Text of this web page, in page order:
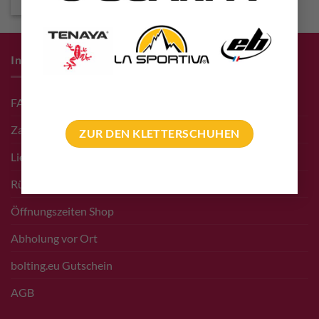
ZUR DEN KLETTERSCHUHEN
Infos zum Einkauf
FAQ
Zahlungsarten
Liefer- & Versand Infos
Rücksendungen
Öffnungszeiten Shop
Abholung vor Ort
bolting.eu Gutschein
AGB